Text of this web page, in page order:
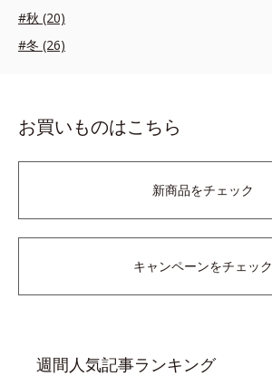
#秋 (20)
#冬 (26)
お買いものはこちら
新商品をチェック
キャンペーンをチェック
週間人気記事ランキング